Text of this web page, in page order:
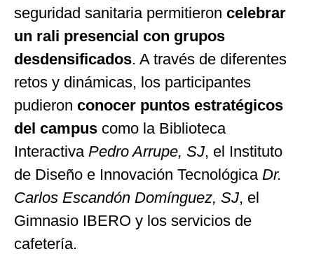
seguridad sanitaria permitieron celebrar
un rali presencial con grupos
desdensificados. A través de diferentes
retos y dinámicas, los participantes
pudieron conocer puntos estratégicos
del campus como la Biblioteca
Interactiva Pedro Arrupe, SJ, el Instituto
de Diseño e Innovación Tecnológica Dr.
Carlos Escandón Domínguez, SJ, el
Gimnasio IBERO y los servicios de
cafetería.